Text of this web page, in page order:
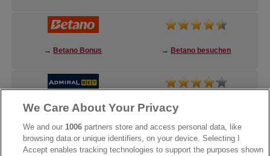
→ Betano Bonus → Betano besuchen
→AdmiralBet Bonus →AdmiralBet besuchen
We Care About Your Privacy
We and our1006 partners store and access personal data, like
browsing data or unique identifiers, on your device. Selecting I
Accept enables tracking technologies to support the purposes shown